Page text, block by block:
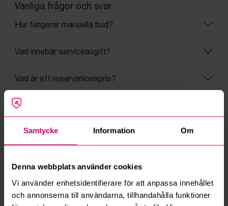
Samtycke Information Om
Denna webbplats använder cookies
Vi använder enhetsidentifierare för att anpassa innehållet
och annonserna till användarna, tillhandahålla funktioner
Vanliga frågor och svar
Hur fungerar manuella bud?
Vad innebär serviceavgift?
Vad är ett reservationspris?
Hur fungerar maxbud?
Hur fungerar budmotorn?
Kan ni frakta mina vunna objekt?